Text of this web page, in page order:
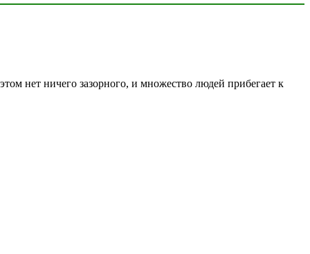
нет ничего зазорного, и множество людей прибегает к